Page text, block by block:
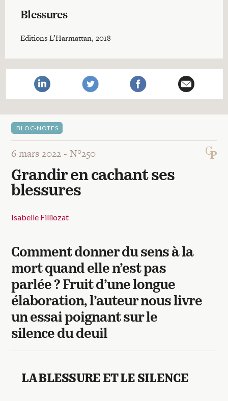
Entretiens
Revues
Mon panier
Mon compte
Blessures
Editions L’Harmattan, 2018
BLOC-NOTES
6 mars 2022 -N°250
Grandir en cachant ses
blessures
Isabelle Filliozat
Comment donner du sens à la
mort quand elle n’est pas
parlée ? Fruit d’une longue
élaboration, l’auteur nous livre
un essai poignant sur le
silence du deuil
LA BLESSURE ET LE SILENCE